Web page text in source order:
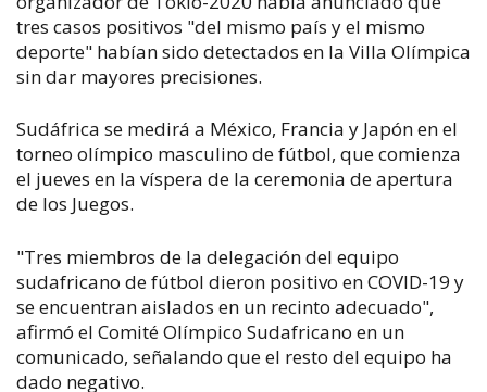
tres casos positivos "del mismo país y el mismo
deporte" habían sido detectados en la Villa Olímpica
sin dar mayores precisiones.
Sudáfrica se medirá a México, Francia y Japón en el
torneo olímpico masculino de fútbol, que comienza
el jueves en la víspera de la ceremonia de apertura
de los Juegos.
"Tres miembros de la delegación del equipo
sudafricano de fútbol dieron positivo en COVID-19 y
se encuentran aislados en un recinto adecuado",
afirmó el Comité Olímpico Sudafricano en un
comunicado, señalando que el resto del equipo ha
dado negativo.